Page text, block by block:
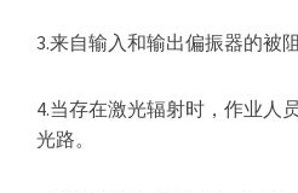
3.来自输入和输出偏振器的被
4.当存在激光辐射时，作业人
光路。